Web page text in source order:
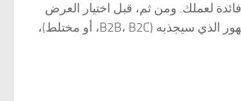
لعملك. ومن ثم، قبل اختيار العرض
في حدث ما، من المهم إجراء بحث مكثف ومعرفة نوع العرض الذي سيقدمه. نوع الجمهور الذي سيجذبه (B2B، B2C، أو مختلط)،